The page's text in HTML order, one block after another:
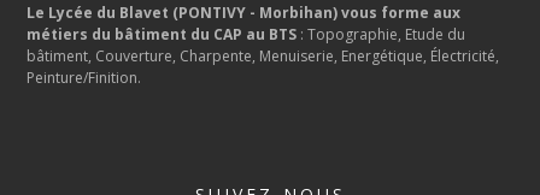
Le Lycée du Blavet (PONTIVY - Morbihan) vous forme aux
métiers du bâtiment du CAP au BTS : Topographie, Etude du
bâtiment, Couverture, Charpente, Menuiserie, Energétique, Électricité,
Peinture/Finition.